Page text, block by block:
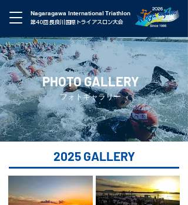
Nagaragawa International Triathlon
第40回 長良川国際トライアスロン大会
PHOTO GALLERY
フォトギャラリー
2025 GALLERY